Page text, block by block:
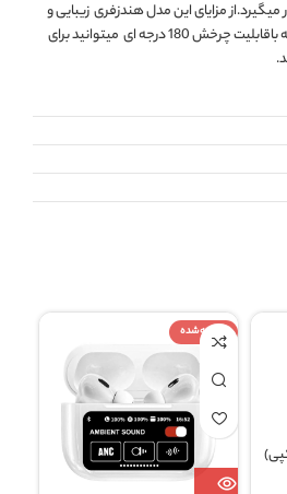
مزایای این مدل هندزفری زیبایی و
قرار گیری خوب در گوش است که باقابلیت چرخش 180 درجه ای میتوانید برای
فروخته شده